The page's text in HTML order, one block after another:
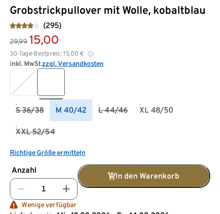
Grobstrickpullover mit Wolle, kobaltblau
(295)
29,99 15,00
30-Tage-Bestpreis: 15,00 €
inkl. MwSt.zzgl. Versandkosten
S 36/38 M 40/42 L 44/46 XL 48/50
XXL 52/54
Richtige Größe ermitteln
Anzahl
In den Warenkorb
Wenige verfügbar